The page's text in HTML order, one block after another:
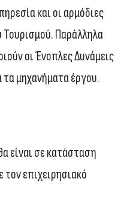
και οι αρμόδιες
Παράλληλα
οι Ένοπλες Δυνάμεις
τα μηχανήματα έργου.
είναι σε κατάσταση
επιχειρησιακό